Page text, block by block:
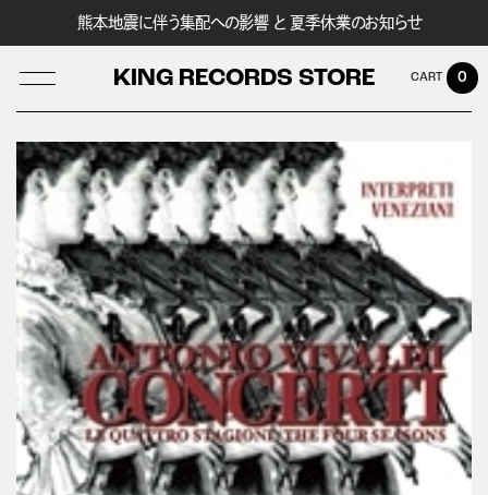
熊本地震に伴う集配への影響 と 夏季休業のお知らせ
KING RECORDS STORE
LOG IN
0